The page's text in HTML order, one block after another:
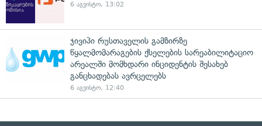
6 აგვისტო, 13:02
ჯივიპი რუსთაველის გამზირზე
წყალმომარაგების ქსელების სარეაბილიტაციო
არეალში მომხდარი ინციდენტის შესახებ
განცხადებას ავრცელებს
6 აგვისტო, 12:40